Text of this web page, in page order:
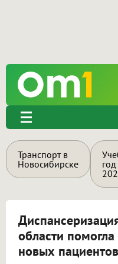
Транспорт в
Новосибирске
год
области
новых